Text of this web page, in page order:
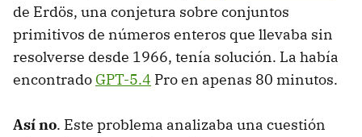
de Erdös, una conjetura sobre conjuntos
primitivos de números enteros que llevaba sin
resolverse desde 1966, tenía solución. La había
encontrado GPT-5.4 Pro en apenas 80 minutos.
Así no. Este problema analizaba una cuestión